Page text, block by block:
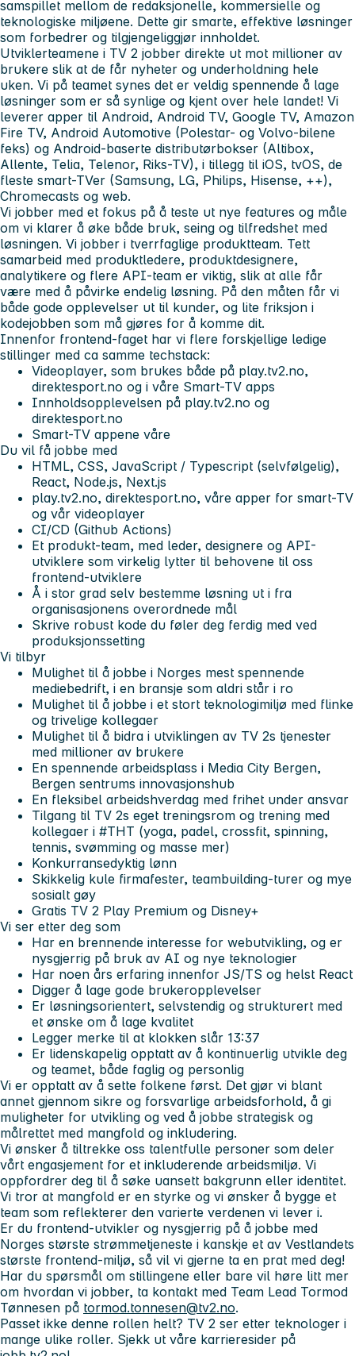
samspillet mellom de redaksjonelle, kommersielle og
teknologiske miljøene. Dette gir smarte, effektive løsninger
som forbedrer og tilgjengeliggjør innholdet.
Utviklerteamene i TV 2 jobber direkte ut mot millioner av
brukere slik at de får nyheter og underholdning hele
uken. Vi på teamet synes det er veldig spennende å lage
løsninger som er så synlige og kjent over hele landet! Vi
leverer apper til Android, Android TV, Google TV, Amazon
Fire TV, Android Automotive (Polestar- og Volvo-bilene
feks) og Android-baserte distributørbokser (Altibox,
Allente, Telia, Telenor, Riks-TV), i tillegg til iOS, tvOS, de
fleste smart-TVer (Samsung, LG, Philips, Hisense, ++),
Chromecasts og web.
Vi jobber med et fokus på å teste ut nye features og måle
om vi klarer å øke både bruk, seing og tilfredshet med
løsningen. Vi jobber i tverrfaglige produktteam. Tett
samarbeid med produktledere, produktdesignere,
analytikere og flere API-team er viktig, slik at alle får
være med å påvirke endelig løsning. På den måten får vi
både gode opplevelser ut til kunder, og lite friksjon i
kodejobben som må gjøres for å komme dit.
Innenfor frontend-faget har vi flere forskjellige ledige
stillinger med ca samme techstack:
Videoplayer, som brukes både på play.tv2.no,
direktesport.no og i våre Smart-TV apps
Innholdsopplevelsen på play.tv2.no og
direktesport.no
Smart-TV appene våre
Du vil få jobbe med
HTML, CSS, JavaScript / Typescript (selvfølgelig),
React, Node.js, Next.js
play.tv2.no, direktesport.no, våre apper for smart-TV
og vår videoplayer
CI/CD (Github Actions)
Et produkt-team, med leder, designere og API-
utviklere som virkelig lytter til behovene til oss
frontend-utviklere
Å i stor grad selv bestemme løsning ut i fra
organisasjonens overordnede mål
Skrive robust kode du føler deg ferdig med ved
produksjonssetting
Vi tilbyr
Mulighet til å jobbe i Norges mest spennende
mediebedrift, i en bransje som aldri står i ro
Mulighet til å jobbe i et stort teknologimiljø med flinke
og trivelige kollegaer
Mulighet til å bidra i utviklingen av TV 2s tjenester
med millioner av brukere
En spennende arbeidsplass i Media City Bergen,
Bergen sentrums innovasjonshub
En fleksibel arbeidshverdag med frihet under ansvar
Tilgang til TV 2s eget treningsrom og trening med
kollegaer i #THT (yoga, padel, crossfit, spinning,
tennis, svømming og masse mer)
Konkurransedyktig lønn
Skikkelig kule firmafester, teambuilding-turer og mye
sosialt gøy
Gratis TV 2 Play Premium og Disney+
Vi ser etter deg som
Har en brennende interesse for webutvikling, og er
nysgjerrig på bruk av AI og nye teknologier
Har noen års erfaring innenfor JS/TS og helst React
Digger å lage gode brukeropplevelser
Er løsningsorientert, selvstendig og strukturert med
et ønske om å lage kvalitet
Legger merke til at klokken slår 13:37
Er lidenskapelig opptatt av å kontinuerlig utvikle deg
og teamet, både faglig og personlig
Vi er opptatt av å sette folkene først. Det gjør vi blant
annet gjennom sikre og forsvarlige arbeidsforhold, å gi
muligheter for utvikling og ved å jobbe strategisk og
målrettet med mangfold og inkludering.
Vi ønsker å tiltrekke oss talentfulle personer som deler
vårt engasjement for et inkluderende arbeidsmiljø. Vi
oppfordrer deg til å søke uansett bakgrunn eller identitet.
Vi tror at mangfold er en styrke og vi ønsker å bygge et
team som reflekterer den varierte verdenen vi lever i.
Er du frontend-utvikler og nysgjerrig på å jobbe med
Norges største strømmetjeneste i kanskje et av Vestlandets
største frontend-miljø, så vil vi gjerne ta en prat med deg!
Har du spørsmål om stillingene eller bare vil høre litt mer
om hvordan vi jobber, ta kontakt med Team Lead Tormod
Tønnesen på tormod.tonnesen@tv2.no.
Passet ikke denne rollen helt? TV 2 ser etter teknologer i
mange ulike roller. Sjekk ut våre karrieresider på